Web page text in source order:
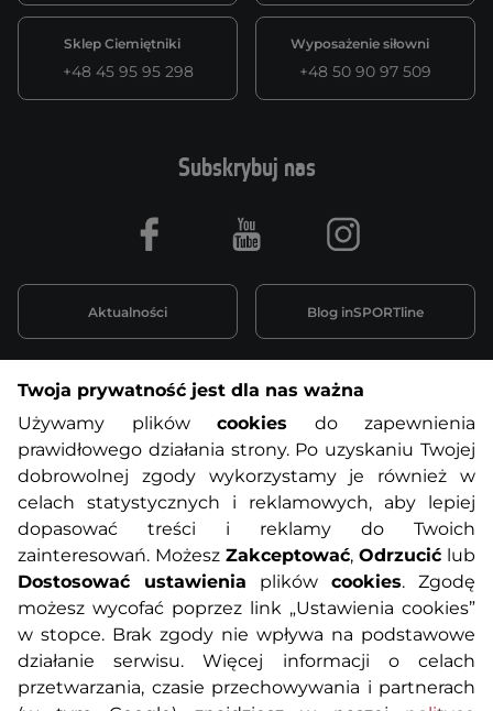
Sklep Ciemiętniki
+48 45 95 95 298
Wyposażenie siłowni
+48 50 90 97 509
Informacje o zakupach
O nas Regulamin sklepu
Polityka prywatności Koszty przesyłek
Metody płatności Program lojalnościowy
Usługi dodatkowe Reklamacje i serwis
Subskrybuj nas
Aktualności Blog inSPORTline
Facebook Youtube Instagram
Twoja prywatność jest dla nas ważna
Używamy plików cookies do zapewnienia
prawidłowego działania strony. Po uzyskaniu Twojej
dobrowolnej zgody wykorzystamy je również w
celach statystycznych i reklamowych, aby lepiej
dopasować treści i reklamy do Twoich
zainteresowań. Możesz Zakceptować, Odrzucić lub
Dostosować ustawienia plików cookies. Zgodę
możesz wycofać poprzez link „Ustawienia cookies”
w stopce. Brak zgody nie wpływa na podstawowe
działanie serwisu. Więcej informacji o celach
przetwarzania, czasie przechowywania i partnerach